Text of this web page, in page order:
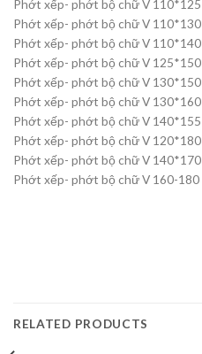
Phớt xếp- phớt bộ chữ V 110*125
Phớt xếp- phớt bộ chữ V 110*130
Phớt xếp- phớt bộ chữ V 110*140
Phớt xếp- phớt bộ chữ V 125*150
Phớt xếp- phớt bộ chữ V 130*150
Phớt xếp- phớt bộ chữ V 130*160
Phớt xếp- phớt bộ chữ V 140*155
Phớt xếp- phớt bộ chữ V 120*180
Phớt xếp- phớt bộ chữ V 140*170
Phớt xếp- phớt bộ chữ V 160-180
RELATED PRODUCTS